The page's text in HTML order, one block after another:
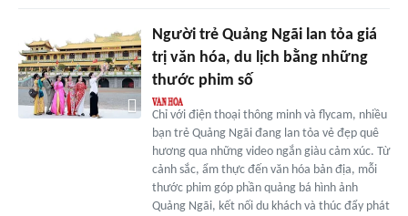
Người trẻ Quảng Ngãi lan tỏa giá
trị văn hóa, du lịch bằng những
thước phim số
Chỉ với điện thoại thông minh và flycam, nhiều
bạn trẻ Quảng Ngãi đang lan tỏa vẻ đẹp quê
hương qua những video ngắn giàu cảm xúc. Từ
cảnh sắc, ẩm thực đến văn hóa bản địa, mỗi
thước phim góp phần quảng bá hình ảnh
Quảng Ngãi, kết nối du khách và thúc đẩy phát